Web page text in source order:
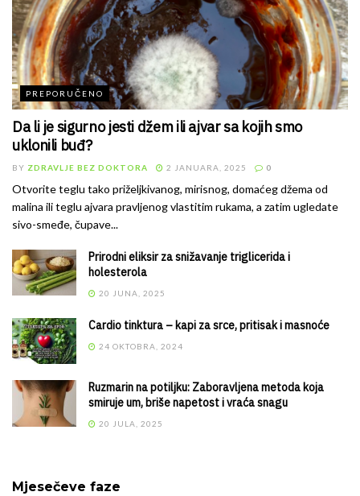
PREPORUČENO
Da li je sigurno jesti džem ili ajvar sa kojih smo
uklonili buđ?
BY ZDRAVLJE BEZ DOKTORA 2 JANUARA, 2025 0
Otvorite teglu tako priželjkivanog, mirisnog, domaćeg džema od
malina ili teglu ajvara pravljenog vlastitim rukama, a zatim ugledate
sivo-smeđe, čupave...
Prirodni eliksir za snižavanje triglicerida i
holesterola
20 JUNA, 2025
Cardio tinktura – kapi za srce, pritisak i masnoće
24 OKTOBRA, 2024
Ruzmarin na potiljku: Zaboravljena metoda koja
smiruje um, briše napetost i vraća snagu
20 JULA, 2025
Mjesečeve faze